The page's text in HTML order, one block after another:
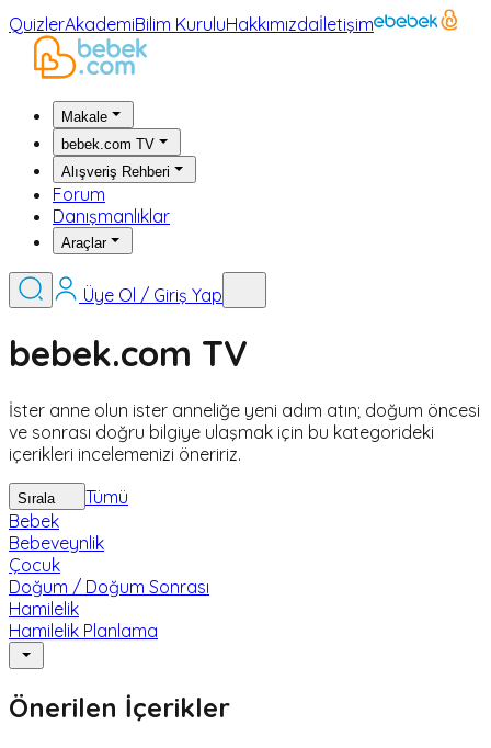
QuizlerAkademiBilim KuruluHakkımızdaİletişim
Makale
bebek.com TV
Alışveriş Rehberi
Forum
Danışmanlıklar
Araçlar
Üye Ol / Giriş Yap
bebek.com TV
İster anne olun ister anneliğe yeni adım atın; doğum öncesi
ve sonrası doğru bilgiye ulaşmak için bu kategorideki
içerikleri incelemenizi öneririz.
Sırala
Tümü
Bebek
Bebeveynlik
Çocuk
Doğum / Doğum Sonrası
Hamilelik
Hamilelik Planlama
Önerilen İçerikler